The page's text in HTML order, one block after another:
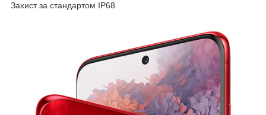
Захист за стандартом IP68